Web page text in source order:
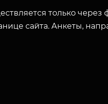
только через
сайта. Анкеты,